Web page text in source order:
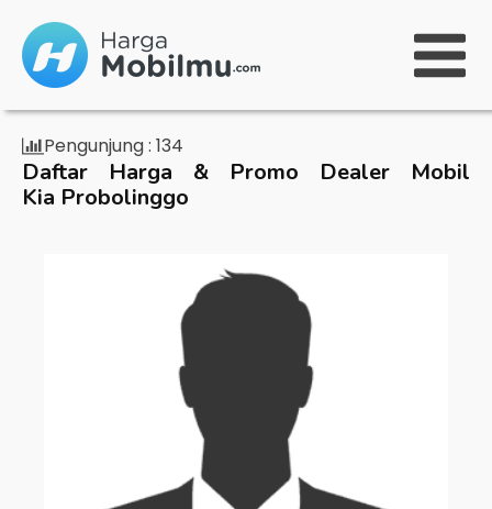
Pengunjung : 134
Daftar Harga & Promo Dealer Mobil
Kia Probolinggo